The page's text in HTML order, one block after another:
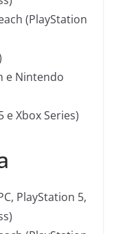
(PlayStation
e Nintendo
e Xbox Series)
PlayStation 5,